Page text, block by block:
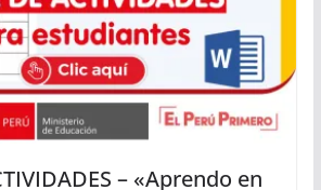
– «Aprendo en